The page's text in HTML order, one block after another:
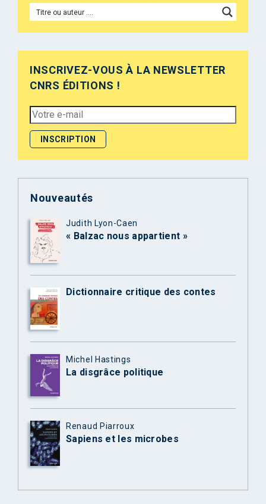
INSCRIVEZ-VOUS À LA NEWSLETTER
CNRS ÉDITIONS !
Nouveautés
Judith Lyon-Caen
« Balzac nous appartient »
Dictionnaire critique des contes
Michel Hastings
La disgrâce politique
Renaud Piarroux
Sapiens et les microbes